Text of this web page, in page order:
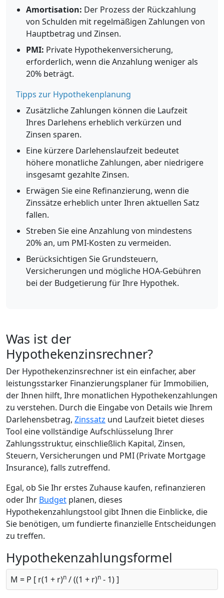
Amortisation: Der Prozess der Rückzahlung
von Schulden mit regelmäßigen Zahlungen von
Hauptbetrag und Zinsen.
PMI: Private Hypothekenversicherung,
erforderlich, wenn die Anzahlung weniger als
20% beträgt.
Tipps zur Hypothekenplanung
Zusätzliche Zahlungen können die Laufzeit
Ihres Darlehens erheblich verkürzen und
Zinsen sparen.
Eine kürzere Darlehenslaufzeit bedeutet
höhere monatliche Zahlungen, aber niedrigere
insgesamt gezahlte Zinsen.
Erwägen Sie eine Refinanzierung, wenn die
Zinssätze erheblich unter Ihren aktuellen Satz
fallen.
Streben Sie eine Anzahlung von mindestens
20% an, um PMI-Kosten zu vermeiden.
Berücksichtigen Sie Grundsteuern,
Versicherungen und mögliche HOA-Gebühren
bei der Budgetierung für Ihre Hypothek.
Was ist der
Hypothekenzinsrechner?
Der Hypothekenzinsrechner ist ein einfacher, aber
leistungsstarker Finanzierungsplaner für Immobilien,
der Ihnen hilft, Ihre monatlichen Hypothekenzahlungen
zu verstehen. Durch die Eingabe von Details wie Ihrem
Darlehensbetrag, Zinssatz und Laufzeit bietet dieses
Tool eine vollständige Aufschlüsselung Ihrer
Zahlungsstruktur, einschließlich Kapital, Zinsen,
Steuern, Versicherungen und PMI (Private Mortgage
Insurance), falls zutreffend.
Egal, ob Sie Ihr erstes Zuhause kaufen, refinanzieren
oder Ihr Budget planen, dieses
Hypothekenzahlungstool gibt Ihnen die Einblicke, die
Sie benötigen, um fundierte finanzielle Entscheidungen
zu treffen.
Hypothekenzahlungsformel
M = P [ r(1 + r)n / ((1 + r)n - 1) ]